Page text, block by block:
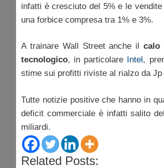
infatti è cresciuto del 5% e le
una forbice compresa tra 1% e 3%.
A trainare Wall Street anche il calo
tecnologico, in particolare Intel ,
stime sui profitti riviste al rialzo da Jp
Tutte notizie positive che hanno in
deficit commerciale è infatti salito
miliardi.
Related Posts: